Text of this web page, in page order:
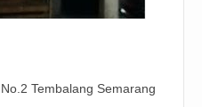
Tembalang Semarang